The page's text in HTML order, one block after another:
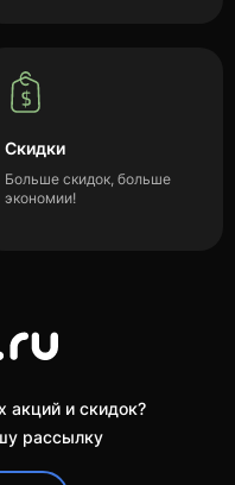
Скидки
Больше скидок, больше
экономии!
акций и скидок?
рассылку